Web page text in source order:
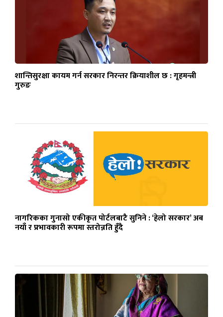
शान्तिसुरक्षा कायम गर्न सरकार निरन्तर क्रियाशील छ : गृहमन्त्री
गुरुङ
नागरिकका गुनासो एकीकृत पोर्टलबाटै सुनिने : ‘हेलो सरकार’ अब
नयाँ र प्रभावकारी रूपमा स्तरोन्नति हुँदै